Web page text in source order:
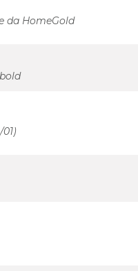
da HomeGold